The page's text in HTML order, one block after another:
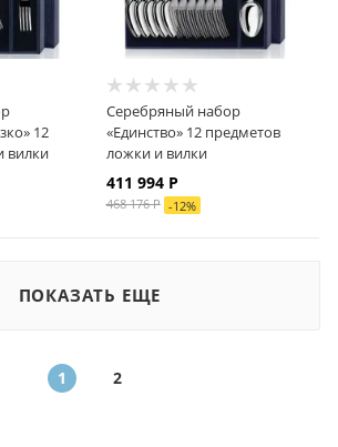
12
вилки
Серебряный набор
«Единство» 12 предметов
ложки и вилки
411 994Р
468 176Р -12%
ПОКАЗАТЬ ЕЩЕ
1 2